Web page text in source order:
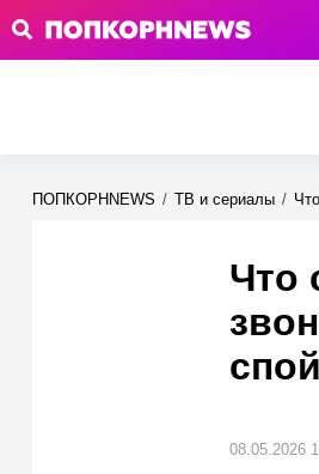
ПОПКОРНNEWS / ТВ и сериалы /
Что
08.05.2026